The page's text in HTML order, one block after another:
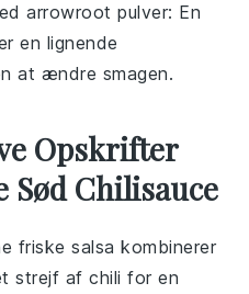
arrowroot pulver: En
en lignende
at ændre smagen.
Opskrifter
Sød Chilisauce
friske salsa kombinerer
strejf afchili for en